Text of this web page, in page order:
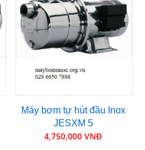
Máy bơm tự hút đầu Inox
JESXM 5
4,750,000 VNĐ